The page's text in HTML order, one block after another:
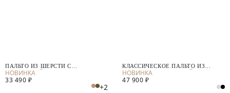
ПАЛЬТО ИЗ ШЕРСТИ С
МЕМБРАНОЙ
33 490 ₽
+2
КЛАССИЧЕСКОЕ ПАЛЬТО ИЗ
ШЕРСТИ С МЕМБРАНОЙ
47 900 ₽